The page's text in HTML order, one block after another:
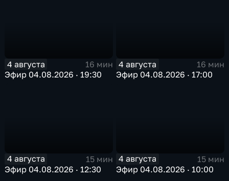
4 августа
16 мин
Эфир 04.08.2026 · 19:30
4 августа
16 мин
Эфир 04.08.2026 · 17:00
4 августа
15 мин
Эфир 04.08.2026 · 12:30
4 августа
15 мин
Эфир 04.08.2026 · 10:00